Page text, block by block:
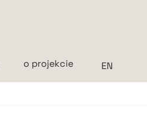
o projekcie